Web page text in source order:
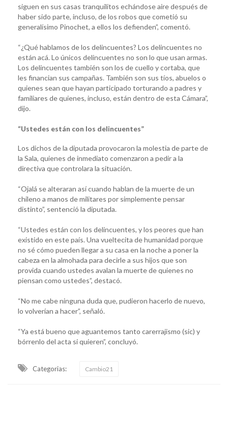
siguen en sus casas tranquilitos echándose aire después de
haber sido parte, incluso, de los robos que cometió su
generalísimo Pinochet, a ellos los defienden”, comentó.
“¿Qué hablamos de los delincuentes? Los delincuentes no
están acá. Lo únicos delincuentes no son lo que usan armas.
Los delincuentes también son los de cuello y cortaba, que
les financian sus campañas. También son sus tíos, abuelos o
quienes sean que hayan participado torturando a padres y
familiares de quienes, incluso, están dentro de esta Cámara”,
dijo.
“Ustedes están con los delincuentes”
Los dichos de la diputada provocaron la molestia de parte de
la Sala, quienes de inmediato comenzaron a pedir a la
directiva que controlara la situación.
“Ojalá se alteraran así cuando hablan de la muerte de un
chileno a manos de militares por simplemente pensar
distinto”, sentenció la diputada.
“Ustedes están con los delincuentes, y los peores que han
existido en este país. Una vueltecita de humanidad porque
no sé cómo pueden llegar a su casa en la noche a poner la
cabeza en la almohada para decirle a sus hijos que son
provida cuando ustedes avalan la muerte de quienes no
piensan como ustedes”, destacó.
“No me cabe ninguna duda que, pudieron hacerlo de nuevo,
lo volverían a hacer”, señaló.
“Ya está bueno que aguantemos tanto carerrajismo (sic) y
bórrenlo del acta si quieren”, concluyó.
Categorias: Cambio21